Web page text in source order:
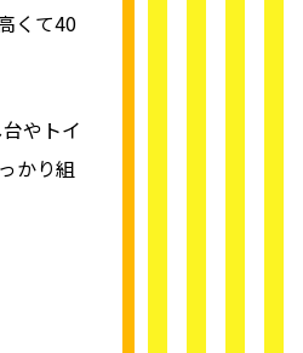
くて40
やトイ
かり組